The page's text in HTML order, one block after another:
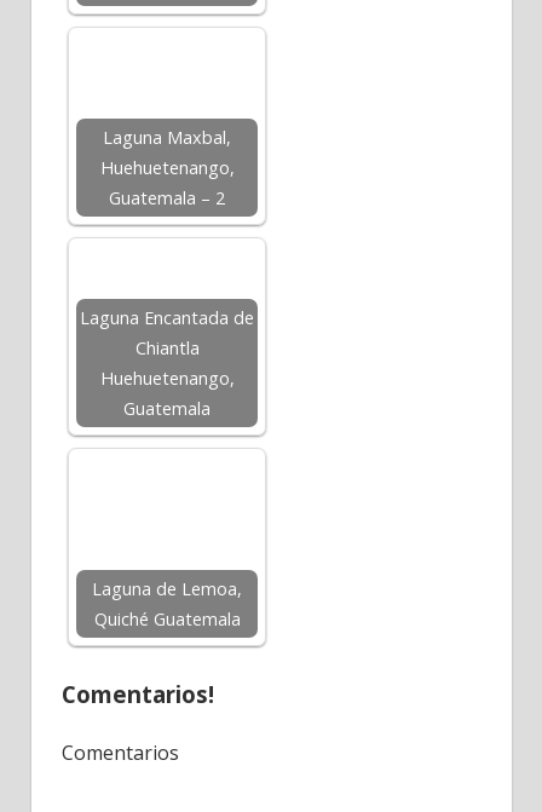
Laguna Maxbal,
Huehuetenango,
Guatemala – 2
Laguna Encantada de
Chiantla
Huehuetenango,
Guatemala
Laguna de Lemoa,
Quiché Guatemala
Comentarios!
Comentarios